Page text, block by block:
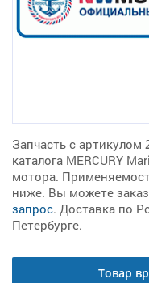
Запчасть с артикулом
каталога MERCURY
мотора.
ниже. Вы можете
запрос. Доставка по
Петербурге.
Товар